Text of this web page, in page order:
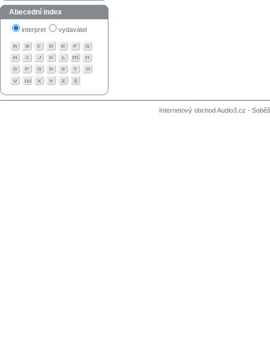
Abecední index
interpret vydavatel
Internetový obchod Audio3.cz -